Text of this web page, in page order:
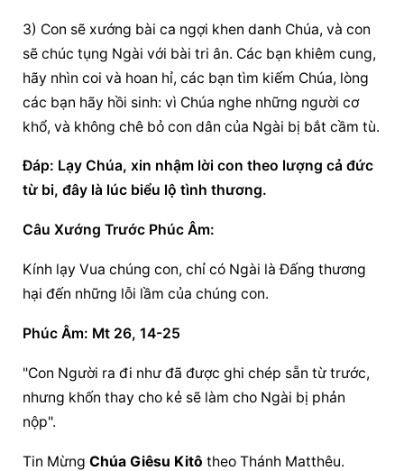
3) Con sẽ xướng bài ca ngợi khen danh Chúa, và con
sẽ chúc tụng Ngài với bài tri ân. Các bạn khiêm cung,
hãy nhìn coi và hoan hỉ, các bạn tìm kiếm Chúa, lòng
các bạn hãy hồi sinh: vì Chúa nghe những người cơ
khổ, và không chê bỏ con dân của Ngài bị bắt cầm tù.
Ðáp: Lạy Chúa, xin nhậm lời con theo lượng cả đức
từ bi, đây là lúc biểu lộ tình thương.
Câu Xướng Trước Phúc Âm:
Kính lạy Vua chúng con, chỉ có Ngài là Ðấng thương
hại đến những lỗi lầm của chúng con.
Phúc Âm: Mt 26, 14-25
"Con Người ra đi như đã được ghi chép sẵn từ trước,
nhưng khốn thay cho kẻ sẽ làm cho Ngài bị phản
nộp".
Tin Mừng Chúa Giêsu Kitô theo Thánh Matthêu.